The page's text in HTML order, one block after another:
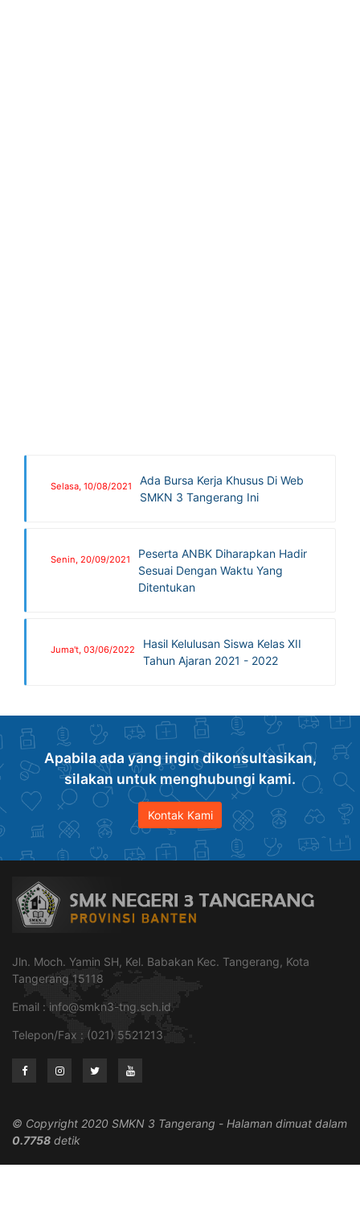
Selasa, 10/08/2021
Ada Bursa Kerja Khusus Di Web
SMKN 3 Tangerang Ini
Senin, 20/09/2021
Peserta ANBK Diharapkan Hadir
Sesuai Dengan Waktu Yang
Ditentukan
Juma't, 03/06/2022
Hasil Kelulusan Siswa Kelas XII
Tahun Ajaran 2021 - 2022
Apabila ada yang ingin dikonsultasikan,
silakan untuk menghubungi kami.
Kontak Kami
Jln. Moch. Yamin SH, Kel. Babakan Kec. Tangerang, Kota
Tangerang 15118
Email : info@smkn3-tng.sch.id
Telepon/Fax : (021) 5521213
© Copyright 2020 SMKN 3 Tangerang - Halaman dimuat dalam
0.7758 detik